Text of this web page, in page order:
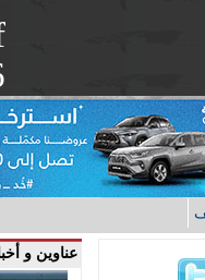
عناوين و